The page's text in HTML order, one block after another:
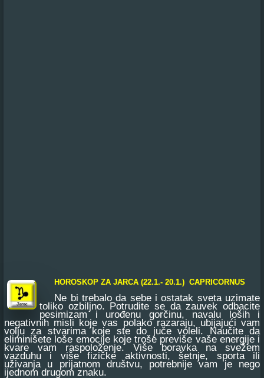
HOROSKOP ZA JARCA (22.1.- 20.1.) CAPRICORNUS
Ne bi trebalo da sebe i ostatak sveta uzimate
toliko ozbiljno. Potrudite se da zauvek odbacite
pesimizam i urođenu gorčinu, navalu loših i
negativnih misli koje vas polako razaraju, ubijajući vam
volju za stvarima koje ste do juče voleli. Naučite da
eliminišete loše emocije koje troše previše vaše energije i
kvare vam raspoloženje. Više boravka na svežem
vazduhu i više fizičke aktivnosti, šetnje, sporta ili
uživanja u prijatnom društvu, potrebnije vam je nego
ijednom drugom znaku.